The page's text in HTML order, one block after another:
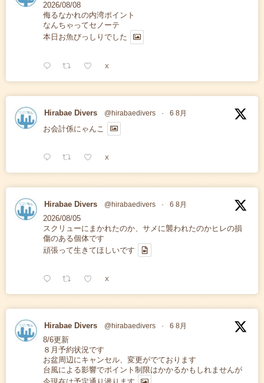
2026/08/08
侮るなかれの内湾ポイント
なんちゃってセノーテ
本日お魚びっしりでした
X
Hirabae Divers @hirabaedivers · 6 8月
お会計係にゃんこ
X
Hirabae Divers @hirabaedivers · 6 8月
2026/08/05
スクリューにまかれたのか、サメに襲われたのかヒレの損
傷のある個体です
頑張って生きてほしいです
X
Hirabae Divers @hirabaedivers · 6 8月
8/6更新
８月予約状況です
お盆周辺にキャンセル、変更がでております
台風による影響でポイント制限はかかるかもしれませんが